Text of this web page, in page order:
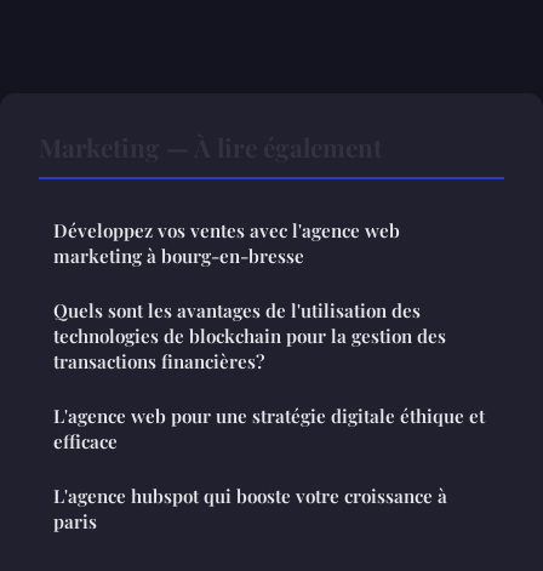
Développez vos ventes avec l'agence web
marketing à bourg-en-bresse
Quels sont les avantages de l'utilisation des
technologies de blockchain pour la gestion des
transactions financières?
L'agence web pour une stratégie digitale éthique et
efficace
L'agence hubspot qui booste votre croissance à
paris